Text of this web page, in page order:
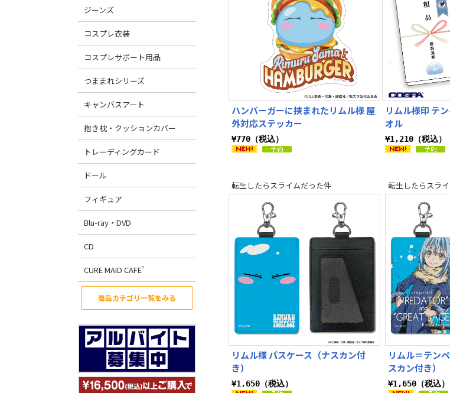
ジーンズ
コスプレ衣装
コスプレサポート用品
つままれシリーズ
キャンバスアート
抱き枕・クッションカバー
トレーディングカード
ドール
フィギュア
Blu-ray・DVD
CD
CURE MAID CAFE’
商品カテゴリ一覧をみる
ハンバーガーに挟まれたリムル様 屋
外対応ステッカー
¥770（税込）
リムル様印 テ
オル
¥1,210（税込）
転生したらスライムだった件
リムル様 パスケース（ナスカン付
き）
¥1,650（税込）
転生したらスラ
リムル＝テン
スカン付き）
¥1,650（税込）